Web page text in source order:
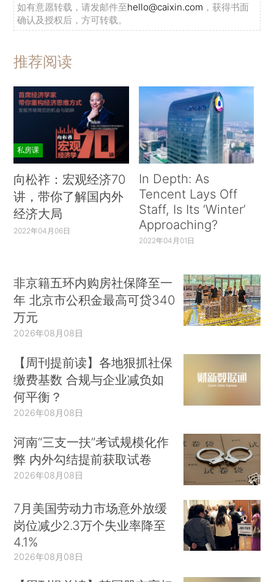
如有意愿转载，请发邮件至hello@caixin.com ，获得书面
确认及授权后，方可转载。
推荐阅读
私房课
向松祚：宏观经济70
讲，带你了解国内外
经济大局
2022年04月06日
In Depth: As
Tencent Lays Off
Staff, Is Its ‘Winter’
Approaching?
2022年04月01日
非京籍五环内购房社保降至一
年 北京市公积金最高可贷340
万元
2026年08月08日
【周刊提前读】各地狠抓社保
缴费基数 合规与企业减负如
何平衡？
2026年08月08日
河南“三支一扶”考试规模化作
弊 内外勾结提前获取试卷
2026年08月08日
7月美国劳动力市场意外放缓
岗位减少2.3万个失业率降至
4.1%
2026年08月08日